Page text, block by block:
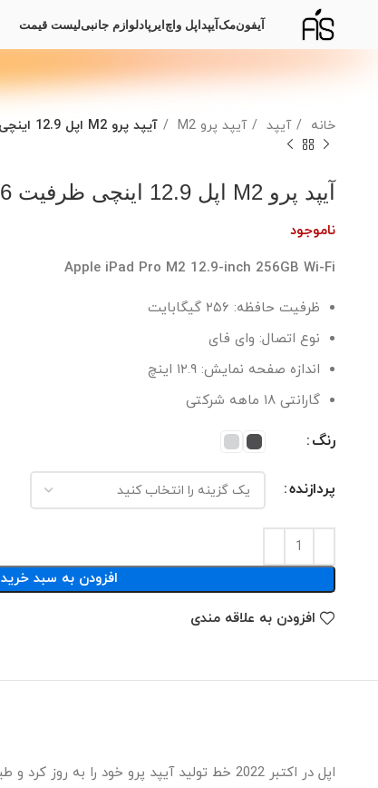
آیفونمکآیپداپل واچایرپادلوازم جانبیلیست قیمت
خانه آیپد آیپد پرو M2 آیپد پرو M2 اپل 12.9 اینچی ظرفیت 256 گیگابایت
آیپد پرو M2 اپل 12.9 اینچی ظرفیت 256 گیگابایت
ناموجود
Apple iPad Pro M2 12.9-inch 256GB Wi-Fi
ظرفیت حافظه: ۲۵۶ گیگابایت
نوع اتصال: وای فای
اندازه صفحه نمایش: ۱۲.۹ اینچ
گارانتی ۱۸ ماهه شرکتی
رنگ
پردازنده
افزودن به سبد خرید
افزودن به علاقه مندی
اپل در اکتبر 2022 خط تولید آیپد پرو خود را به روز کرد و طیف وسیعی از پیشرفت‌های کوچک از جمله تراشه M2، شناور مداد اپل، ضبط ویدئو ProRes، بلوتوث 5.3 و Wi-Fi 6E را معرفی کرد.